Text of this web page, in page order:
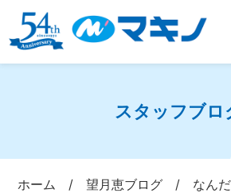
スタッフブロ
ホーム /望月恵ブログ / なん